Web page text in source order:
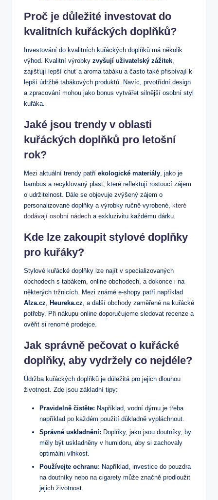
Proč je důležité investovat do
kvalitních kuřáckých doplňků?
Investování do kvalitních kuřáckých doplňků má několik
výhod. Kvalitní výrobky zvyšují uživatelský zážitek,
zajišťují lepší chuť a aroma tabáku a často také přispívají k
lepší údržbě tabákových produktů. Navíc, prvotřídní design
a zpracování mohou jako bonus vytvářet silnější osobní styl
kuřáka.
Jaké jsou trendy v oblasti
kuřáckých doplňků pro letošní
rok?
Mezi aktuální trendy patří ekologické materiály, jako je
bambus a recyklovaný plast, které reflektují rostoucí zájem
o udržitelnost. Dále se objevuje zvýšený zájem o
personalizované doplňky a výrobky ručně vyrobené, které
dodávají osobní nádech a exkluzivitu každému dárku.
Kde lze zakoupit stylové doplňky
pro kuřáky?
Stylové kuřácké doplňky lze najít v specializovaných
obchodech s tabákem, online obchodech, a dokonce i na
některých tržnicích. Mezi známé e-shopy patří například
Alza.cz, Heureka.cz, a další obchody zaměřené na kuřácké
potřeby. Při nákupu online doporučujeme sledovat recenze a
ověřit si renomé prodejce.
Jak správně pečovat o kuřácké
doplňky, aby vydržely co nejdéle?
Údržba kuřáckých doplňků je důležitá pro jejich dlouhou
životnost. Zde jsou základní tipy:
Pravidelně čistěte: Například, vodní dýmu je třeba
například po každém použití důkladně vypláchnout.
Správné uskladnění: Doplňky, jako jsou doutníky, by
měly být uskladněny v humidoru, aby si zachovaly
optimální vlhkost.
Používejte ochranu: Například, investice do pouzdra
na doutníky nebo na cigarety může značně prodloužit
jejich životnost.